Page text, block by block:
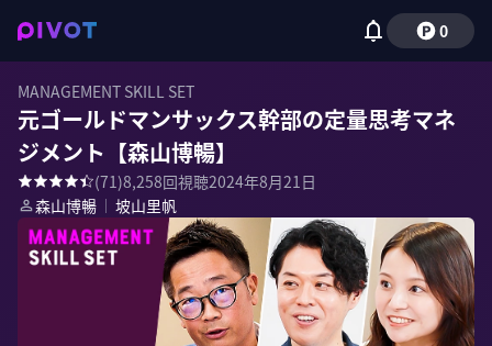
0
MANAGEMENT SKILL SET
元ゴールドマンサックス幹部の定量思考マネ
ジメント【森山博暢】
(71)8,258回視聴2024年8月21日
森山博暢 ｜ 坡山里帆